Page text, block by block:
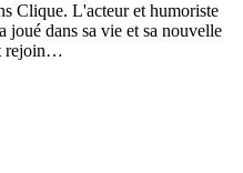
Clique. L'acteur et humoriste
joué dans sa vie et sa nouvelle
rejoin…